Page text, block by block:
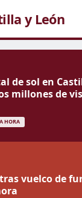
y León
de sol en
millones de
HORA
vuelco de